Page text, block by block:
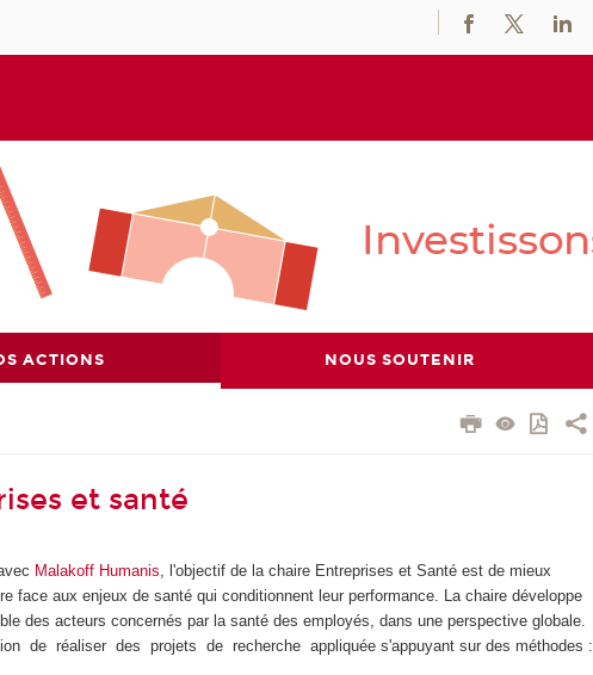
ACTIONS NOUS SOUTENIR
et santé
Malakoff Humanis , l'objectif de la chaire Entreprises et Santé est de mieux
face aux enjeux de santé qui conditionnent leur performance. La chaire développe
des acteurs concernés par la santé des employés, dans une perspective globale.
de réaliser des projets de recherche appliquée s'appuyant sur des méthodes :